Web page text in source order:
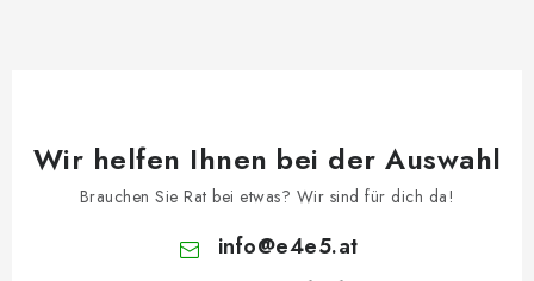
Wir helfen Ihnen bei der Auswahl
Brauchen Sie Rat bei etwas? Wir sind für dich da!
info@e4e5.at